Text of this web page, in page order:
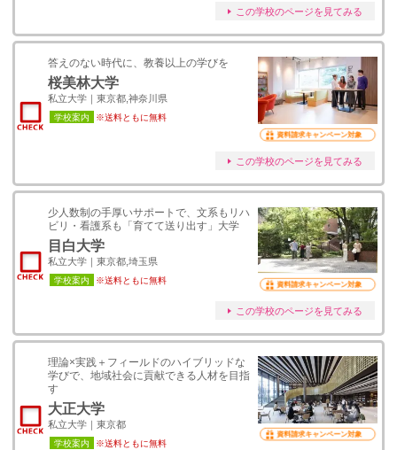
この学校のページを見てみる
答えのない時代に、教養以上の学びを
桜美林大学
私立大学｜東京都,神奈川県
学校案内 ※送料ともに無料
資料請求キャンペーン対象
この学校のページを見てみる
少人数制の手厚いサポートで、文系もリハ
ビリ・看護系も「育てて送り出す」大学
目白大学
私立大学｜東京都,埼玉県
学校案内 ※送料ともに無料 資料請求キャンペーン対象
この学校のページを見てみる
理論×実践＋フィールドのハイブリッドな
学びで、地域社会に貢献できる人材を目指
す
大正大学
私立大学｜東京都
学校案内 ※送料ともに無料
資料請求キャンペーン対象